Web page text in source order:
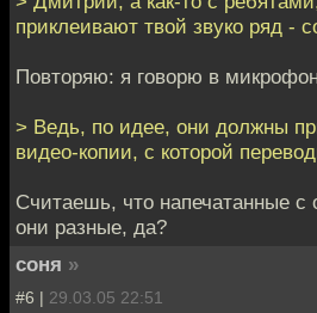
приклеивают твой звуко ряд -
Повторяю: я говорю в
> Ведь, по идее, они должны
видео-копии, с которой
Считаешь, что напечатанные
они разные, да?
соня »
#6 | 29.03.05 22:51